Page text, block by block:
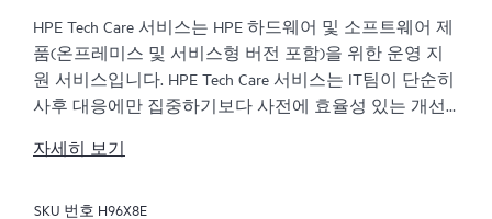
HPE Tech Care 서비스는 HPE 하드웨어 및 소프트웨어 제
품(온프레미스 및 서비스형 버전 포함)을 위한 운영 지
원 서비스입니다. HPE Tech Care 서비스는 IT팀이 단순히
사후 대응에만 집중하기보다 사전에 효율성 있는 개선
줍니다.
HPE Tech Care 서비스는 고객이 위험을 줄이는 것뿐만 아
자세히 보기
SKU 번호 H96X8E